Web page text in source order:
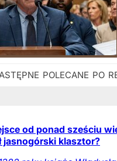
od ponad sześciu
jasnogórski klasztor?